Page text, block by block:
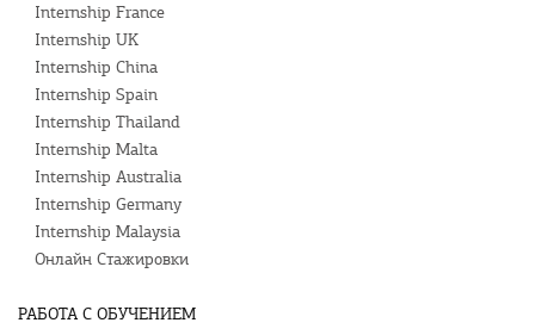
Internship France
Internship UK
Internship China
Internship Spain
Internship Thailand
Internship Malta
Internship Australia
Internship Germany
Internship Malaysia
Онлайн Стажировки
РАБОТА С ОБУЧЕНИЕМ